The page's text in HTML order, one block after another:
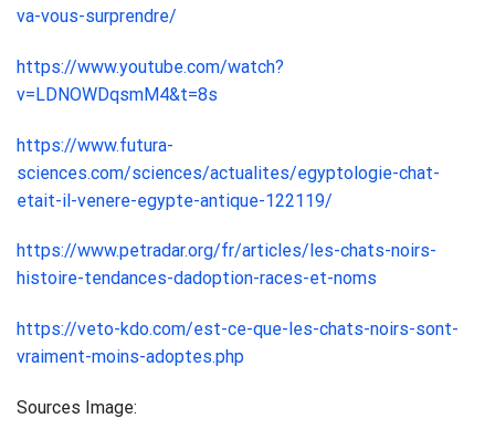
va-vous-surprendre/
https://www.youtube.com/watch?
v=LDNOWDqsmM4&t=8s
https://www.futura-
sciences.com/sciences/actualites/egyptologie-chat-
etait-il-venere-egypte-antique-122119/
https://www.petradar.org/fr/articles/les-chats-noirs-
histoire-tendances-dadoption-races-et-noms
https://veto-kdo.com/est-ce-que-les-chats-noirs-sont-
vraiment-moins-adoptes.php
Sources Image: